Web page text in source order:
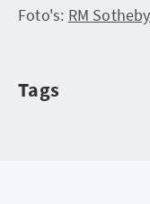
Foto's: RM
Tags